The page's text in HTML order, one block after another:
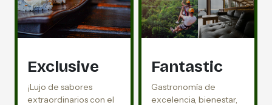
Exclusive
¡Lujo de sabores
extraordinarios con el
Fantastic
Gastronomía de
excelencia, bienestar,